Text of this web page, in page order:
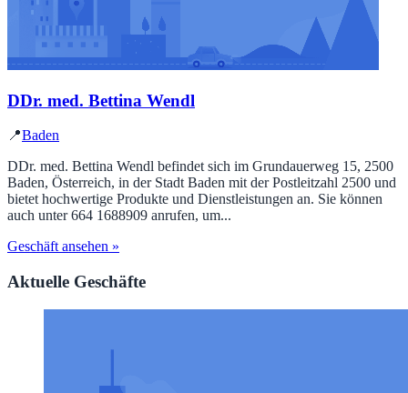
DDr. med. Bettina Wendl
📍Baden
DDr. med. Bettina Wendl befindet sich im Grundauerweg 15, 2500
Baden, Österreich, in der Stadt Baden mit der Postleitzahl 2500 und
bietet hochwertige Produkte und Dienstleistungen an. Sie können
auch unter 664 1688909 anrufen, um...
Geschäft ansehen »
Aktuelle Geschäfte